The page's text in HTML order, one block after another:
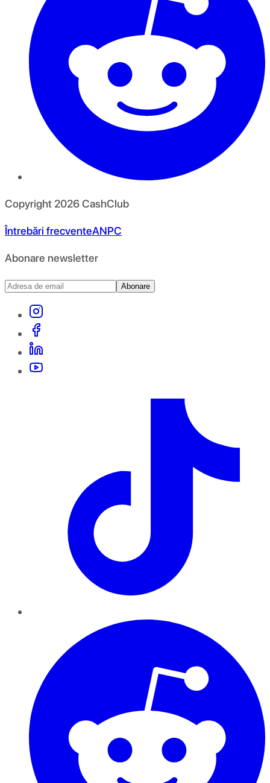
Copyright 2026CashClub
Întrebări frecventeANPC
Abonare newsletter
Abonare